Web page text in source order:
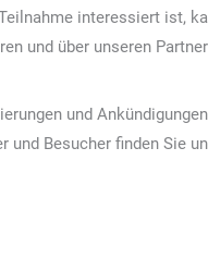
interessiert ist,
und über unseren
und
Besucher finden Sie